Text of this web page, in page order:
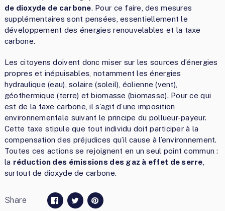
de dioxyde de carbone. Pour ce faire, des mesures
supplémentaires sont pensées, essentiellement le
développement des énergies renouvelables et la taxe
carbone.
Les citoyens doivent donc miser sur les sources d’énergies
propres et inépuisables, notamment les énergies
hydraulique (eau), solaire (soleil), éolienne (vent),
géothermique (terre) et biomasse (biomasse). Pour ce qui
est de la taxe carbone, il s’agit d’une imposition
environnementale suivant le principe du pollueur-payeur.
Cette taxe stipule que tout individu doit participer à la
compensation des préjudices qu’il cause à l’environnement.
Toutes ces actions se rejoignent en un seul point commun :
la réduction des émissions des gaz à effet de serre
surtout de dioxyde de carbone.
Share